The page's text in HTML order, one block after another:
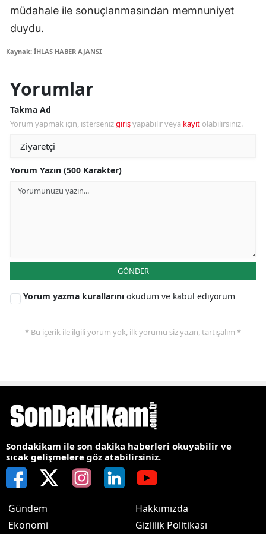
müdahale ile sonuçlanmasından memnuniyet
duydu.
Kaynak: İHLAS HABER AJANSI
Yorumlar
Takma Ad
Yorum yapmak için, istersenizgirişyapabilir veya kayıt olabilirsiniz.
Yorum Yazın (500 Karakter)
GÖNDER
Yorum yazma kurallarını okudum ve kabul ediyorum
* Bu içerik ile ilgili yorum yok, ilk yorumu siz yazın, tartışalım *
Sondakikam ile son dakika haberleri okuyabilir ve
sıcak gelişmelere göz atabilirsiniz.
Gündem
Ekonomi
Hakkımızda
Gizlilik Politikası